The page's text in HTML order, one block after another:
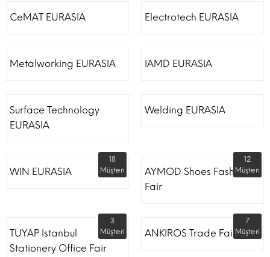
CeMAT EURASIA Electrotech EURASIA
Metalworking EURASIA IAMD EURASIA
Surface Technology
EURASIA
Welding EURASIA
WIN EURASIA
18
Müşteri
AYMOD Shoes Fashion
Fair
12
Müşteri
TUYAP Istanbul
Stationery Office Fair
3
Müşteri
ANKIROS Trade Fairs
7
Müşteri